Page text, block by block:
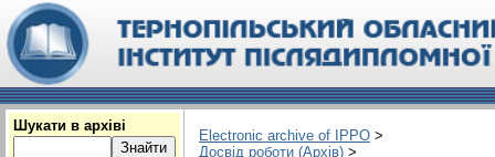
Шукати в архіві
Electronic archive of IPPO >
Досвід роботи (Архів) >